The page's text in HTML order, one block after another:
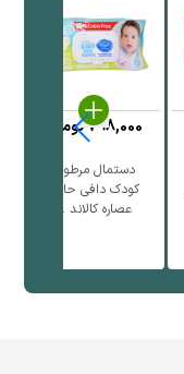
دستمال مرطوب
کودک دافی حاوی
عصاره کالاند ...
798,000تومان